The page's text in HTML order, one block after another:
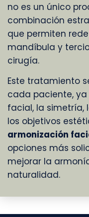
no es un único
combinación
que permiten
mandíbula y
cirugía.
Este tratamiento
cada paciente,
facial, la simetría,
los objetivos
armonización
opciones más
mejorar la
naturalidad.